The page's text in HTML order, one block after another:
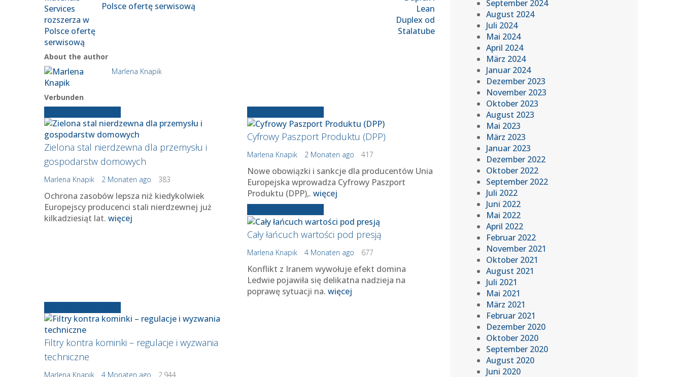
Polsce ofertę serwisową
About the author
Marlena Knapik
Verbunden
Zielona stal nierdzewna dla przemysłu i
gospodarstw domowych
Marlena Knapik 2 Monaten ago 383
Ochrona zasobów lepsza niż kiedykolwiek
Europejscy producenci stali nierdzewnej już
kilkadziesiąt lat. więcej
Cyfrowy Paszport Produktu (DPP)
Marlena Knapik 2 Monaten ago 417
Nowe obowiązki i sankcje dla producentów Unia
Europejska wprowadza Cyfrowy Paszport
Produktu (DPP),. więcej
Cały łańcuch wartości pod presją
Marlena Knapik 4 Monaten ago 677
Konflikt z Iranem wywołuje efekt domina
Ledwie pojawiła się delikatna nadzieja na
poprawę sytuacji na. więcej
Filtry kontra kominki – regulacje i wyzwania
techniczne
Marlena Knapik 4 Monaten ago 2.944
September 2024
August 2024
Juli 2024
Mai 2024
April 2024
März 2024
Januar 2024
Dezember 2023
November 2023
Oktober 2023
August 2023
Mai 2023
März 2023
Januar 2023
Dezember 2022
Oktober 2022
September 2022
Juli 2022
Juni 2022
Mai 2022
April 2022
Februar 2022
November 2021
Oktober 2021
August 2021
Juli 2021
Mai 2021
März 2021
Februar 2021
Dezember 2020
Oktober 2020
September 2020
August 2020
Juni 2020